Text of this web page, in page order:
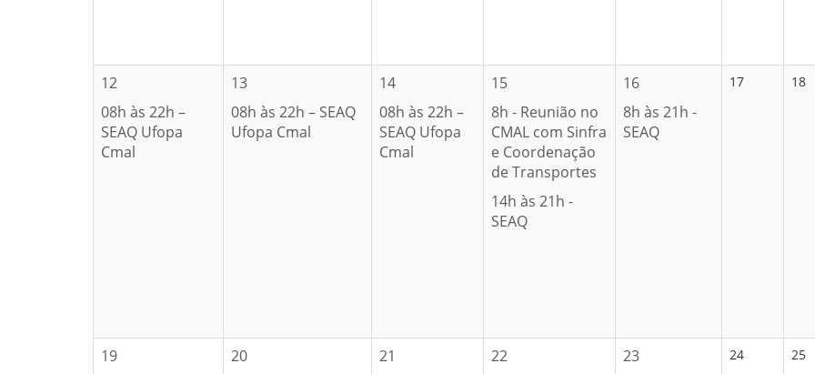
12
08h às 22h –
SEAQ Ufopa
Cmal
13
08h às 22h – SEAQ
Ufopa Cmal
14
08h às 22h –
SEAQ Ufopa
Cmal
15
8h - Reunião no
CMAL com Sinfra
e Coordenação
de Transportes
14h às 21h -
SEAQ
16
8h às 21h -
SEAQ
17 18
19
20
21 22 23 24 25